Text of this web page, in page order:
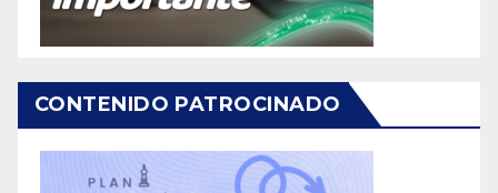
CONTENIDO PATROCINADO